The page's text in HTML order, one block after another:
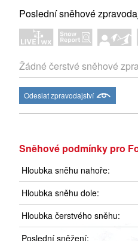
Poslední sněhové
Žádné čerstvé sněhové
Odeslat zpravodajství
Sněhové podmínky pro
Hloubka sněhu nahoře:
Hloubka sněhu dole:
Hloubka čerstvého sněhu:
Poslední sněžení: